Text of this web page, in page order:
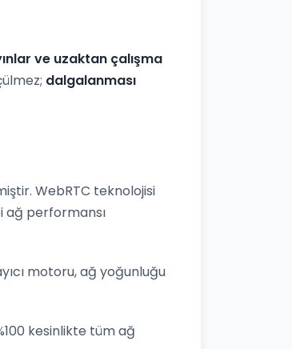
ve uzaktan çalışma
dalgalanması
WebRTC teknolojisi
ağ performansı
motoru, ağ yoğunluğu
kesinlikte tüm ağ